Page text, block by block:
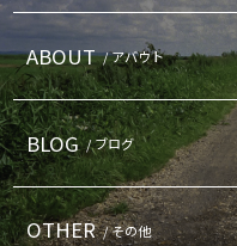
ABOUT / アバウト
BLOG / ブログ
OTHER / その他